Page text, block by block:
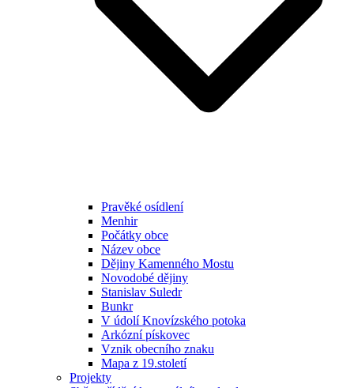
Pravěké osídlení
Menhir
Počátky obce
Název obce
Dějiny Kamenného Mostu
Novodobé dějiny
Stanislav Suledr
Bunkr
V údolí Knovízského potoka
Arkózní pískovec
Vznik obecního znaku
Mapa z 19.století
Projekty